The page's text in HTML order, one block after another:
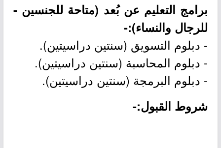
برامج التعليم عن بُعد (متاحة للجنسين -
للرجال والنساء):-
- دبلوم التسويق (سنتين دراسيتين).
- دبلوم المحاسبة (سنتين دراسيتين).
- دبلوم البرمجة (سنتين دراسيتين).
شروط القبول:-